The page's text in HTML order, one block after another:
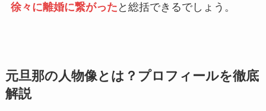
徐々に離婚に繋がった と総括できるでしょう。
元旦那の人物像とは？プロフィールを徹底
解説